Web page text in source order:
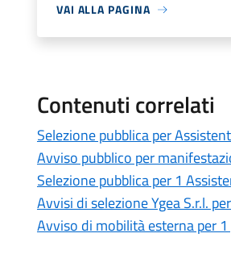
VAI ALLA PAGINA
Contenuti correlati
Selezione pubblica per
Avviso pubblico per
Selezione pubblica per 1
Avvisi di selezione Ygea S.r.l.
Avviso di mobilità esterna per